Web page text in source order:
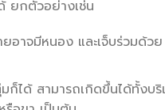
ยกตัวอย่างเช่น
าจมีหนอง และเจ็บร่วมด้ว
ได้ สามารถเกิดขึ้นได้ทั้งบ